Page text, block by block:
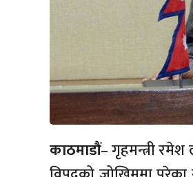
काठमाडौं–गृहमन्त्री